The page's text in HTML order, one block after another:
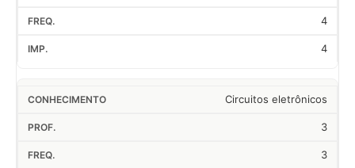
4
4
Circuitos eletrônicos
3
3